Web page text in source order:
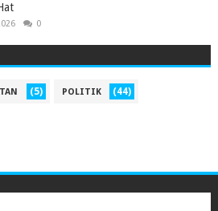
0
(5) POLITIK (44)